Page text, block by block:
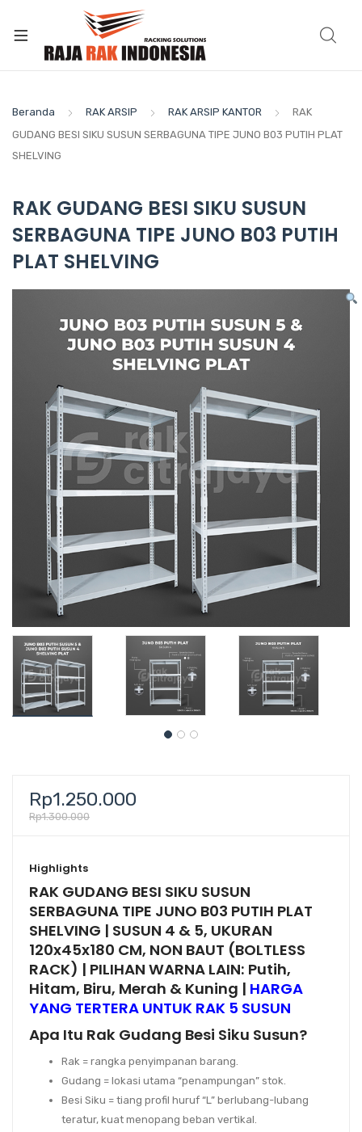
Beranda RAK ARSIP RAK ARSIP KANTOR
RAK
GUDANG BESI SIKU SUSUN SERBAGUNA TIPE JUNO B03 PUTIH PLAT
SHELVING
RAK GUDANG BESI SIKU SUSUN
SERBAGUNA TIPE JUNO B03 PUTIH
PLAT SHELVING
Rp1.250.000
Rp1.300.000
Highlights
RAK GUDANG BESI SIKU SUSUN
SERBAGUNA TIPE JUNO B03 PUTIH PLAT
SHELVING | SUSUN 4 & 5, UKURAN
120x45x180 CM, NON BAUT (BOLTLESS
RACK) | PILIHAN WARNA LAIN: Putih,
Hitam, Biru, Merah & Kuning | HARGA
YANG TERTERA UNTUK RAK 5 SUSUN
Apa Itu Rak Gudang Besi Siku Susun?
Rak = rangka penyimpanan barang.
Gudang = lokasi utama “penampungan” stok.
Besi Siku = tiang profil huruf “L” berlubang-lubang
teratur, kuat menopang beban vertikal.